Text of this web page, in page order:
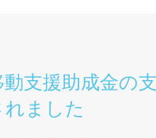
動支援助成金の
れました